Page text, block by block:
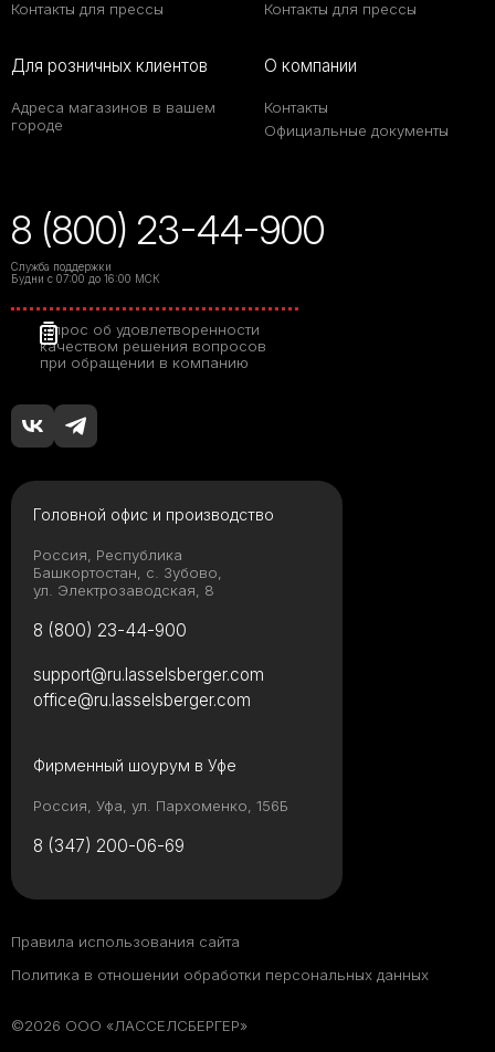
Контакты для прессы
Контакты для прессы
Для розничных клиентов
Адреса магазинов в вашем
городе
О компании
Контакты
Официальные документы
8 (800) 23-44-900
Служба поддержки
Будни с 07:00 до 16:00 МСК
Опрос об удовлетворенности
качеством решения вопросов
при обращении в компанию
Головной офис и производство
Россия, Республика
Башкортостан, с. Зубово,
ул. Электрозаводская, 8
8 (800) 23-44-900
Фирменный шоурум в Уфе
Россия, Уфа, ул. Пархоменко, 156Б
8 (347) 200-06-69
support@ru.lasselsberger.com
office@ru.lasselsberger.com
©2026 ООО «ЛАССЕЛСБЕРГЕР»
Правила использования сайта
Политика в отношении обработки персональных данных